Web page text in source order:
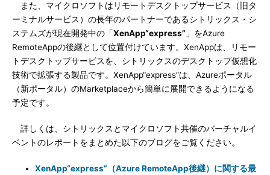
また、マイクロソフトはリモートデスクトップサービス（旧タ
ーミナルサービス）の長年のパートナーであるシトリックス・シ
ステムズが現在開発中の「XenApp“express” 」をAzure
RemoteAppの後継として位置付けています。XenAppは、リモー
トデスクトップサービスを、シトリックスのデスクトップ仮想化
技術で拡張する製品です。XenApp“express”は、Azureポータル
（新ポータル）のMarketplaceから簡単に展開できるようになる
予定です。
詳しくは、シトリックスとマイクロソフト共催のバーチャルイ
ベントのレポートをまとめた以下のブログをご覧ください。
XenApp“express”（Azure RemoteApp後継）に関する最